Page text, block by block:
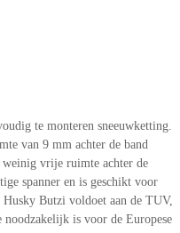
te monteren sneeuwketting.
van 9 mm achter de band
weinig vrije ruimte achter de
spanner en is geschikt voor
Butzi voldoet aan de TUV,
is voor de Europese